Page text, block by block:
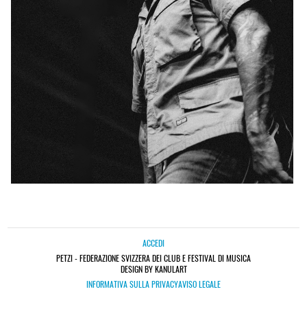
ACCEDI
PETZI - FEDERAZIONE SVIZZERA DEI CLUB E FESTIVAL DI MUSICA
DESIGN BY KANULART
INFORMATIVA SULLA PRIVACYAVISO LEGALE